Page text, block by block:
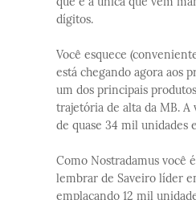
dígitos.
Você esquece
está chegando agora aos
um dos principais
trajetória de alta da MB. A
de quase 34 mil unidades
Como Nostradamus você
lembrar de Saveiro líder
emplacando 12 mil